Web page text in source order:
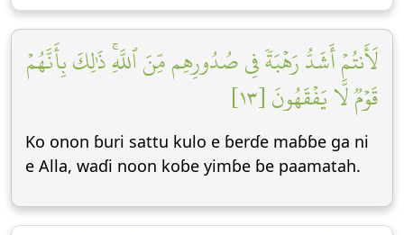
لَأَنتُمۡ أَشَدُّ رَهۡبَةٗ فِي صُدُورِهِم مِّنَ ٱللَّهِۚ ذَٰلِكَ بِأَنَّهُمۡ
قَوۡمٞ لَّا يَفۡقَهُونَ [١٣]
Ko onon ɓuri sattu kulo e ɓerɗe maɓɓe ga ni
e Alla, waɗi noon koɓe yimɓe ɓe paamatah.